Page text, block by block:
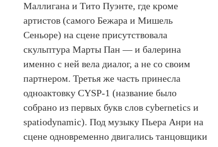
Маллигана и Тито Пуэнте, где кроме
артистов (самого Бежара и Мишель
Сеньоре) на сцене присутствовала
скульптура Марты Пан — и балерина
именно с ней вела диалог, а не со своим
партнером. Третья же часть принесла
одноактовку CYSP-1 (название было
собрано из первых букв слов cybernetics и
spatiodynamic). Под музыку Пьера Анри на
сцене одновременно двигались танцовщики